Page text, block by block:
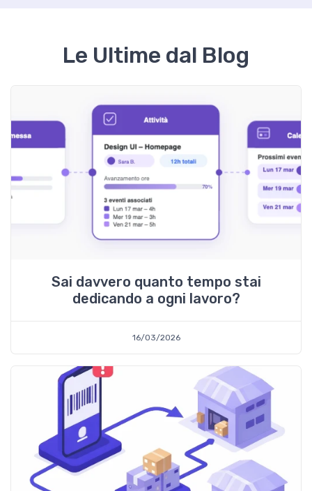
Le Ultime dal Blog
Sai davvero quanto tempo stai
dedicando a ogni lavoro?
16/03/2026